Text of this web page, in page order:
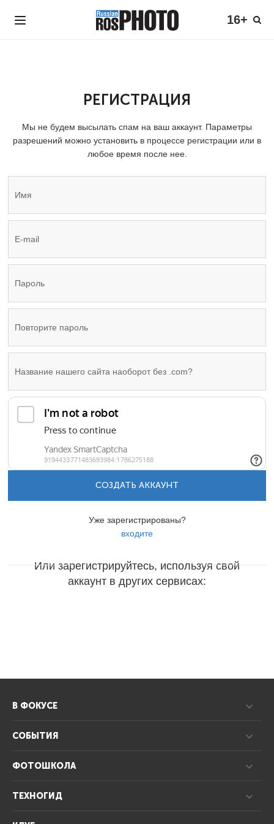
16+
РЕГИСТРАЦИЯ
Мы не будем высылать спам на ваш аккаунт. Параметры
разрешений можно установить в процессе регистрации или в
любое время после нее.
СОЗДАТЬ АККАУНТ
Уже зарегистрированы?
входите
Или зарегистрируйтесь, используя свой
аккаунт в других сервисах:
В ФОКУСЕ
СОБЫТИЯ
ФОТОШКОЛА
ТЕХНОГИД